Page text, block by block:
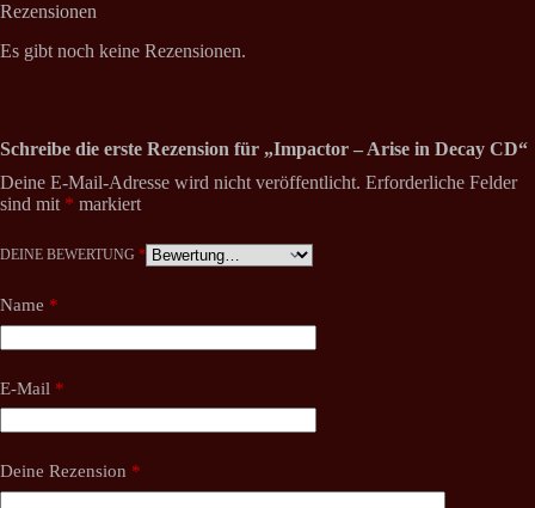
Rezensionen
Es gibt noch keine Rezensionen.
Schreibe die erste Rezension für „Impactor – Arise in Decay CD“
Deine E-Mail-Adresse wird nicht veröffentlicht. Erforderliche Felder
sind mit * markiert
DEINE BEWERTUNG *
Name *
E-Mail *
Deine Rezension *